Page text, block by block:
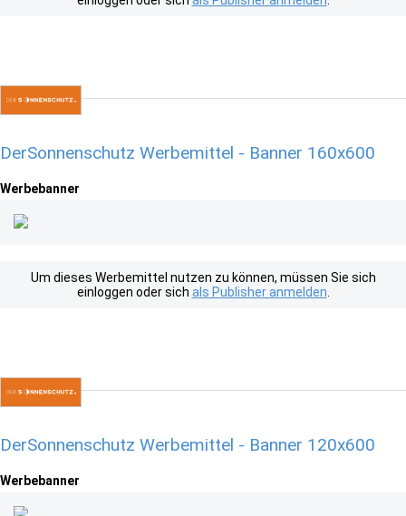
DerSonnenschutz Werbemittel - Banner 160x600
Werbebanner
Um dieses Werbemittel nutzen zu können, müssen Sie sich
einloggen oder sich als Publisher anmelden
DerSonnenschutz Werbemittel - Banner 120x600
Werbebanner